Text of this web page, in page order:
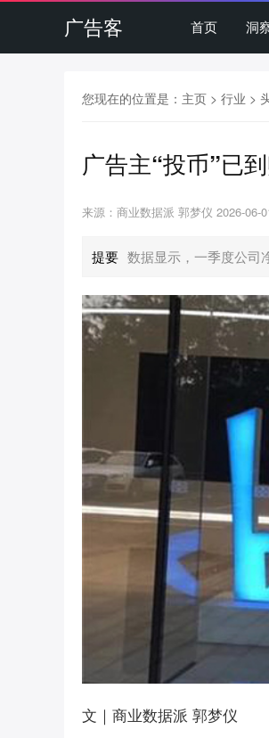
广告客 首页 洞
您现在的位置是： 主页 > 行业 >
广告主“投币”已
来源：商业数据派 郭梦仪 2026-06-
提要 数据显示，一季度公司
文｜商业数据派 郭梦仪